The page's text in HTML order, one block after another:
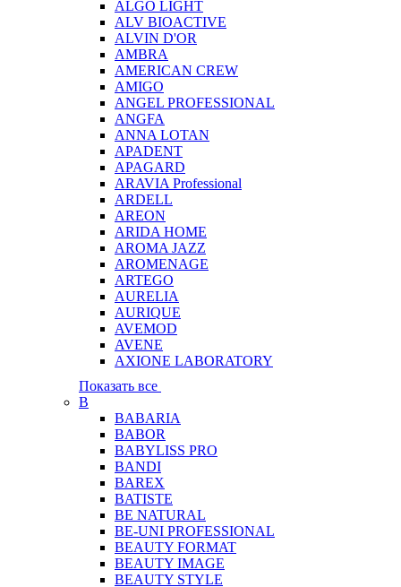
ALGO LIGHT
ALV BIOACTIVE
ALVIN D'OR
AMBRA
AMERICAN CREW
AMIGO
ANGEL PROFESSIONAL
ANGFA
ANNA LOTAN
APADENT
APAGARD
ARAVIA Professional
ARDELL
AREON
ARIDA HOME
AROMA JAZZ
AROMENAGE
ARTEGO
AURELIA
AURIQUE
AVEMOD
AVENE
AXIONE LABORATORY
Показать все
B
BABARIA
BABOR
BABYLISS PRO
BANDI
BAREX
BATISTE
BE NATURAL
BE-UNI PROFESSIONAL
BEAUTY FORMAT
BEAUTY IMAGE
BEAUTY STYLE